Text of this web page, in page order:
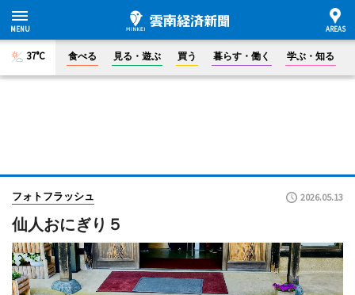
37°C 食べる 見る・遊ぶ 買う 暮らす・働く 学ぶ・知る
フォトフラッシュ 2026.05.13
仙人おにぎり５